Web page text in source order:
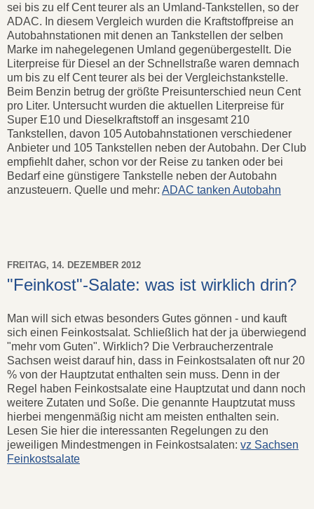
sei bis zu elf Cent teurer als an Umland-Tankstellen, so der
ADAC. In diesem Vergleich wurden die Kraftstoffpreise an
Autobahnstationen mit denen an Tankstellen der selben
Marke im nahegelegenen Umland gegenübergestellt. Die
Literpreise für Diesel an der Schnellstraße waren demnach
um bis zu elf Cent teurer als bei der Vergleichstankstelle.
Beim Benzin betrug der größte Preisunterschied neun Cent
pro Liter. Untersucht wurden die aktuellen Literpreise für
Super E10 und Dieselkraftstoff an insgesamt 210
Tankstellen, davon 105 Autobahnstationen verschiedener
Anbieter und 105 Tankstellen neben der Autobahn. Der Club
empfiehlt daher, schon vor der Reise zu tanken oder bei
Bedarf eine günstigere Tankstelle neben der Autobahn
anzusteuern. Quelle und mehr: ADAC tanken Autobahn
FREITAG, 14. DEZEMBER 2012
"Feinkost"-Salate: was ist wirklich drin?
Man will sich etwas besonders Gutes gönnen - und kauft
sich einen Feinkostsalat. Schließlich hat der ja überwiegend
"mehr vom Guten". Wirklich? Die Verbraucherzentrale
Sachsen weist darauf hin, dass in Feinkostsalaten oft nur 20
% von der Hauptzutat enthalten sein muss. Denn in der
Regel haben Feinkostsalate eine Hauptzutat und dann noch
weitere Zutaten und Soße. Die genannte Hauptzutat muss
hierbei mengenmäßig nicht am meisten enthalten sein.
Lesen Sie hier die interessanten Regelungen zu den
jeweiligen Mindestmengen in Feinkostsalaten: vz Sachsen
Feinkostsalate